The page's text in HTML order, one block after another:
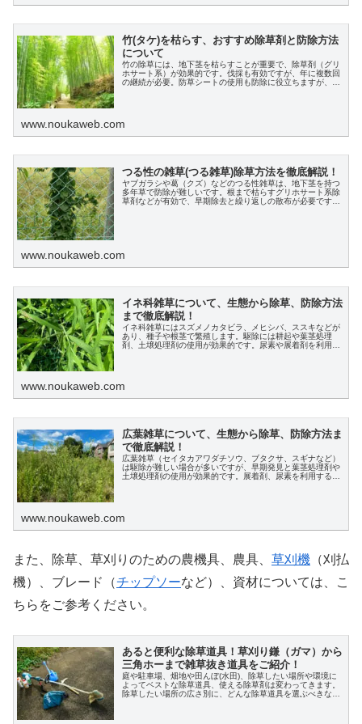
竹(タケ)を枯らす、おすすめ除草剤と防除方法
について
竹の除草には、地下茎を枯らすことが重要で、除草剤（グリ
ホサート系）が効果的です。伐採も有効ですが、年に複数回
の継続が必要。防草シートの使用も防除に役立ちますが、除
www.noukaweb.com
つる性の雑草(つる雑草)除草方法を徹底解説！
ヤブガラシや葛（クズ）などのつる性雑草は、地下茎を持つ
多年草で防除が難しいです。根まで枯らすグリホサート系除
草剤などが有効で、早期除去と繰り返しの散布が必要です。
www.noukaweb.com
イネ科雑草について、生態から除草、防除方法
まで徹底解説！
イネ科雑草にはスズメノカタビラ、メヒシバ、ススキなどが
あり、種子や根茎で繁殖します。駆除には耕起や葉茎処理
剤、土壌処理剤の使用が効果的です。尿素や展着剤を利用す
www.noukaweb.com
広葉雑草について、生態から除草、防除方法ま
で徹底解説！
広葉雑草（セイタカアワダチソウ、ブタクサ、スギナなど）
は駆除が難しい場合が多いですが、早期発見と葉茎処理剤や
土壌処理剤の使用が効果的です。展着剤、尿素を利用するこ
www.noukaweb.com
また、除草、草刈りのための農機具、農具、 草刈機 （刈払
機）、ブレード（チップソーなど）、資材については、こ
ちらをご参考ください。
あると便利な除草道具！草刈り鎌（ガマ）から
三角ホーまで雑草抜き道具をご紹介！
庭や駐車場、畑地や田んぼ(水田)、除草したい場所や環境に
よってベストな除草道具、使える除草剤は変わってきます。
除草したい場所の広さ別に、どんな除草道具を選ぶべきなの